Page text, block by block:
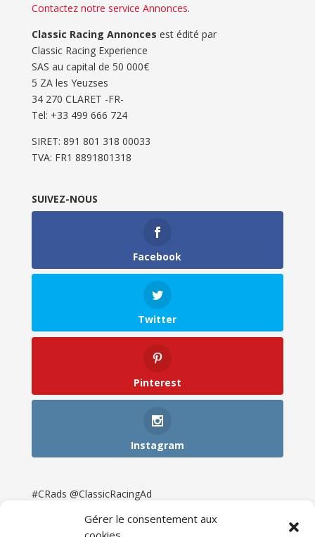
Gérer le consentement aux
Contactez notre service Annonces.
Classic Racing Annonces est édité par
Classic Racing Experience
SAS au capital de 50 000€
5 ZA les Yeuzses
34 270 CLARET -FR-
Tel: ‭+33 499 666 724‬
SIRET: 891 801 318 00033
TVA: FR1 8891801318
SUIVEZ-NOUS
Facebook
Twitter
Pinterest
Instagram
#CRads @ClassicRacingAd